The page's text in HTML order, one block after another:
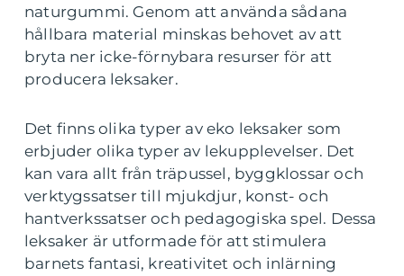
naturgummi. Genom att använda sådana
hållbara material minskas behovet av att
bryta ner icke-förnybara resurser för att
producera leksaker.
Det finns olika typer av eko leksaker som
erbjuder olika typer av lekupplevelser. Det
kan vara allt från träpussel, byggklossar och
verktygssatser till mjukdjur, konst- och
hantverkssatser och pedagogiska spel. Dessa
leksaker är utformade för att stimulera
barnets fantasi, kreativitet och inlärning